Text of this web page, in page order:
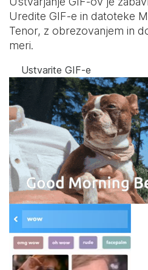
Uredite GIF-e in datoteke
Tenor, z obrezovanjem in
meri.
Ustvarite GIF-e